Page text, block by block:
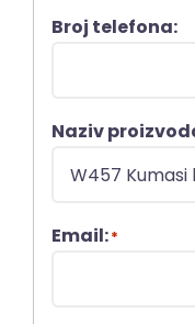
Broj telefona:
Naziv
Email:*